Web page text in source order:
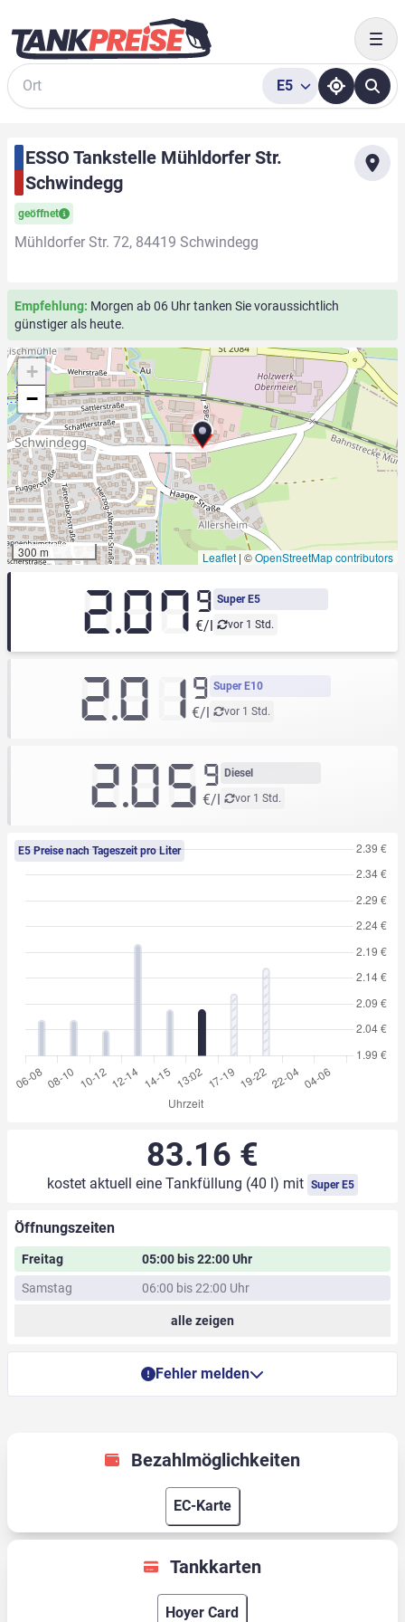
Suche
E5
ESSO Tankstelle Mühldorfer Str.
Schwindegg
geöffnet
Mühldorfer Str. 72, 84419 Schwindegg
Empfehlung: Morgen ab 06 Uhr tanken Sie voraussichtlich
günstiger als heute.
+
−
300 m Leaflet | ©OpenStreetMap contributors
Super E5
vor 1 Std.
2.07 9
€/l
Super E10
vor 1 Std.
2.019
€/l
Diesel
vor 1 Std.
2.05 9
€/l
E5 Preise nach Tageszeit pro Liter
83.16 €
kostet aktuell eine Tankfüllung (40 l) mit Super E5
Öffnungszeiten
Freitag
05:00 bis 22:00 Uhr
Samstag
06:00 bis 22:00 Uhr
alle zeigen
Fehler melden
Bezahlmöglichkeiten
EC-Karte
Tankkarten
Hoyer Card